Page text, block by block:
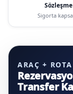
Sözleşme
Sigorta
ARAÇ +
Transfer